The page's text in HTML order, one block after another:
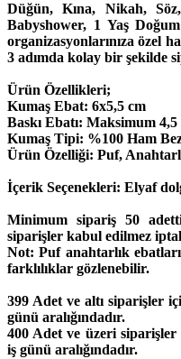
Düğün, Kına, Nikah,
Babyshower, 1 Yaş
organizasyonlarınıza özel
3 adımda kolay bir şekilde
Ürün Özellikleri;
Kumaş Ebat: 6x5,5 cm
Baskı Ebatı: Maksimum 4,5
Kumaş Tipi: %100 Ham
Ürün Özelliği: Puf,
İçerik Seçenekleri: Elyaf
Minimum sipariş 50
siparişler kabul edilmez
Not: Puf anahtarlık
farklılıklar gözlenebilir.
399 Adet ve altı siparişler
günü aralığındadır.
400 Adet ve üzeri
iş günü aralığındadır.